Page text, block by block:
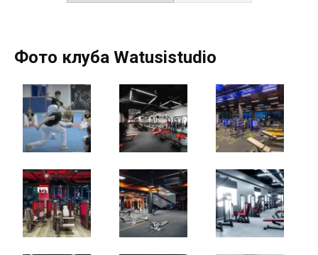
Фото клуба Watusistudio